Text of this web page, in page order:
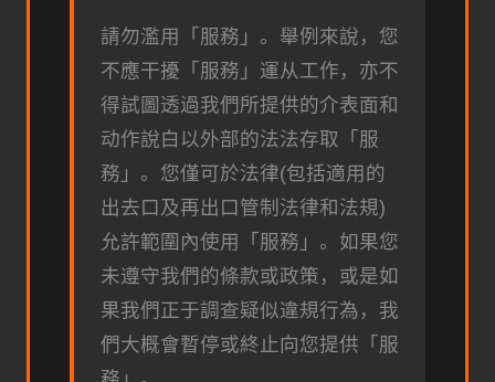
請勿濫用「服務」。舉例來說，您
不應干擾「服務」運从工作，亦不
得試圖透過我們所提供的介表面和
动作說白以外部的法法存取「服
務」。您僅可於法律(包括適用的
出去口及再出口管制法律和法規)
允許範圍內使用「服務」。如果您
未遵守我們的條款或政策，或是如
果我們正于調查疑似違規行為，我
們大概會暫停或終止向您提供「服